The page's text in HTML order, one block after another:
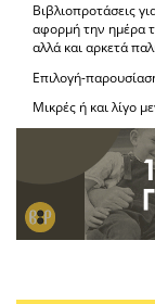
Βιβλιοπροτάσεις
αφορμή την ημέρα
αλλά και αρκετά
Επιλογή-
Μικρές ή και λίγο